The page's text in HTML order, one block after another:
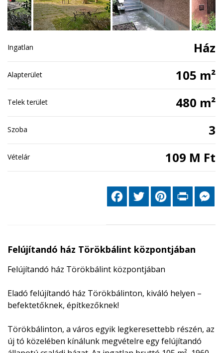
Ingatlan Ház
Alapterület 105 m²
Telek terület 480 m²
Szoba 3
Vételár 109 M Ft
FacebookTwitter PinterestPrint
Felújítandó ház Törökbálint központjában
Felújítandó ház Törökbálint központjában
Eladó felújítandó ház Törökbálinton, kiváló helyen –
befektetőknek, építkezőknek!
Törökbálinton, a város egyik legkeresettebb részén, az
új tó közelében kínálunk megvételre egy felújítandó